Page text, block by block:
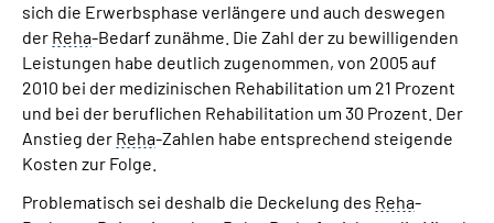
sich die Erwerbsphase verlängere und auch deswegen
der Reha-Bedarf zunähme. Die Zahl der zu bewilligenden
Leistungen habe deutlich zugenommen, von 2005 auf
2010 bei der medizinischen Rehabilitation um 21 Prozent
und bei der beruflichen Rehabilitation um 30 Prozent. Der
Anstieg der Reha-Zahlen habe entsprechend steigende
Kosten zur Folge.
Problematisch sei deshalb die Deckelung des Reha-